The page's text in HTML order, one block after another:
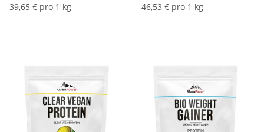
39,65 € pro 1 kg
46,53 € pro 1 kg